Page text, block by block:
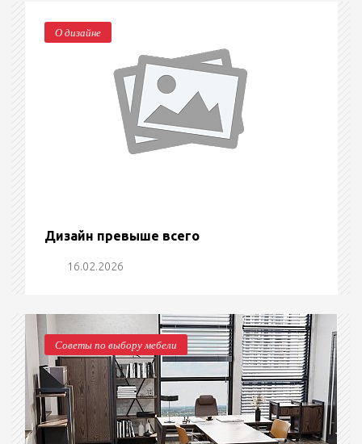
О дизайне
Дизайн превыше всего
16.02.2026
Советы по выбору мебели